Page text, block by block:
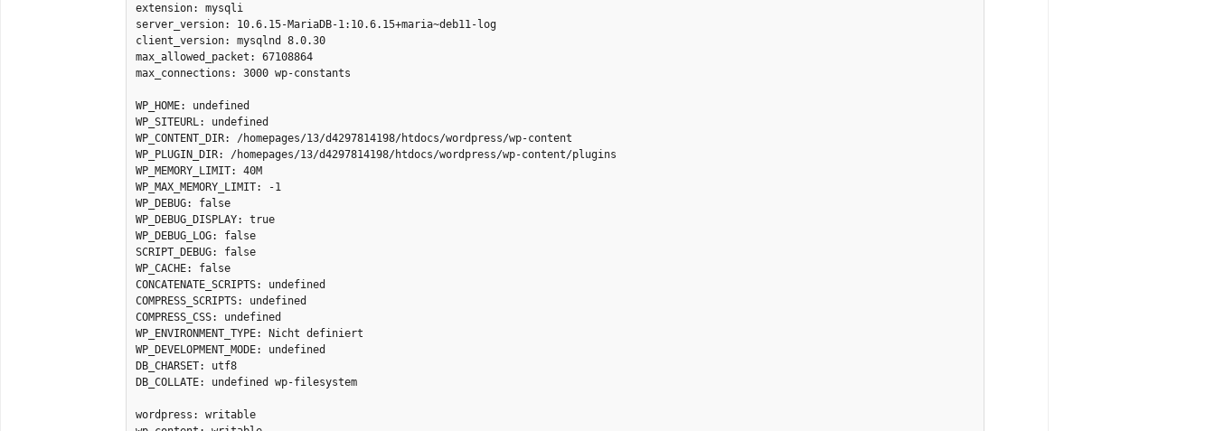
extension: mysqli
server_version: 10.6.15-MariaDB-1:10.6.15+maria~deb11-log
client_version: mysqlnd 8.0.30
max_allowed_packet: 67108864
max_connections: 3000 wp-constants
WP_HOME: undefined
WP_SITEURL: undefined
WP_CONTENT_DIR: /homepages/13/d4297814198/htdocs/wordpress/wp-content
WP_PLUGIN_DIR: /homepages/13/d4297814198/htdocs/wordpress/wp-content/plugins
WP_MEMORY_LIMIT: 40M
WP_MAX_MEMORY_LIMIT: -1
WP_DEBUG: false
WP_DEBUG_DISPLAY: true
WP_DEBUG_LOG: false
SCRIPT_DEBUG: false
WP_CACHE: false
CONCATENATE_SCRIPTS: undefined
COMPRESS_SCRIPTS: undefined
COMPRESS_CSS: undefined
WP_ENVIRONMENT_TYPE: Nicht definiert
WP_DEVELOPMENT_MODE: undefined
DB_CHARSET: utf8
DB_COLLATE: undefined wp-filesystem
wordpress: writable